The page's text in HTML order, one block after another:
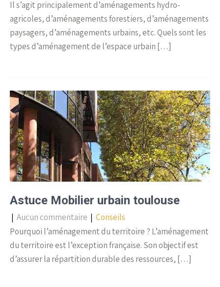
Il s’agit principalement d’aménagements hydro-
agricoles, d’aménagements forestiers, d’aménagements
paysagers, d’aménagements urbains, etc. Quels sont les
types d’aménagement de l’espace urbain […]
Astuce Mobilier urbain toulouse
| Aucun commentaire | Conseils
Pourquoi l’aménagement du territoire ? L’aménagement
du territoire est l’exception française. Son objectif est
d’assurer la répartition durable des ressources, […]